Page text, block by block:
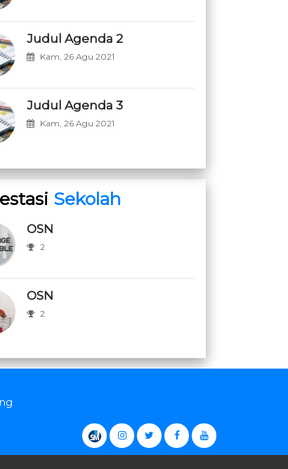
Judul Agenda 2
Kam, 26 Agu 2021
Judul Agenda 3
Kam, 26 Agu 2021
Sekolah
OSN
2
OSN
2